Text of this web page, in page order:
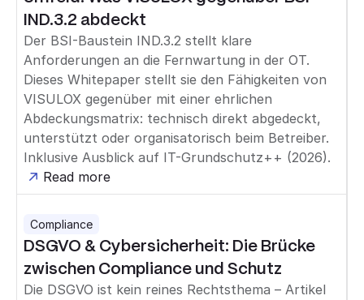
IND.3.2 abdeckt
Der BSI-Baustein IND.3.2 stellt klare
Anforderungen an die Fernwartung in der OT.
Dieses Whitepaper stellt sie den Fähigkeiten von
VISULOX gegenüber mit einer ehrlichen
Abdeckungsmatrix: technisch direkt abgedeckt,
unterstützt oder organisatorisch beim Betreiber.
Inklusive Ausblick auf IT-Grundschutz++ (2026).
Read more
Compliance
DSGVO & Cybersicherheit: Die Brücke
zwischen Compliance und Schutz
Die DSGVO ist kein reines Rechtsthema – Artikel